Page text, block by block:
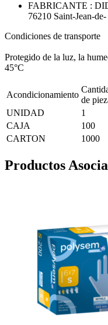
FABRICANTE :
76210 Saint-Jean-de-
Condiciones de transporte
Protegido de la luz, la
45°C
Acondicionamiento
de
UNIDAD
1
CAJA
100
CARTON
1000
Productos